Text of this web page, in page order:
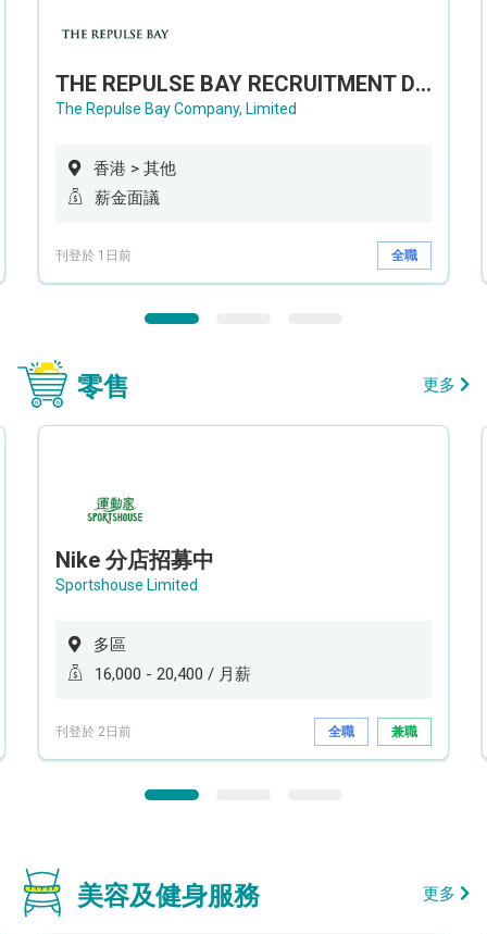
THE REPULSE BAY RECRUITMENT DAY 淺水灣影灣園人才招聘會
The Repulse Bay Company, Limited
香港 > 其他
薪金面議
刊登於 1日前 全職
零售 更多
Nike 分店招募中
Sportshouse Limited
多區
16,000 - 20,400 / 月薪
刊登於 2日前 全職 兼職
美容及健身服務 更多